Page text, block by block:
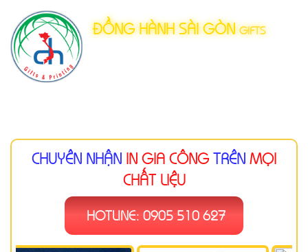
ĐỒNG HÀNH SÀI GÒNGIFTS
BƯỚC THÀNH CÔNG
CHUYÊN NHẬN IN GIA CÔNGTRÊN MỌI
CHẤT LIỆU
HOTLINE: 0905 510 627